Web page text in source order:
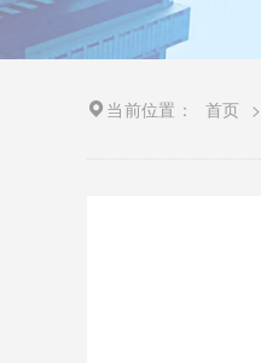
当前位置： 首页 >